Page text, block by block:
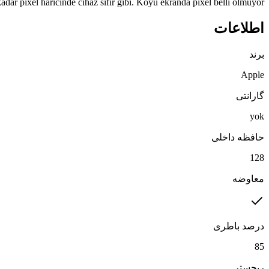
pixel haricinde cihaz sıfır gibi. Koyu ekranda pixel belli olmuyor
اطلاعات
برند
Apple
گارانتی
yok
حافظه داخلی
128
معاوضه
درصد باطری
85